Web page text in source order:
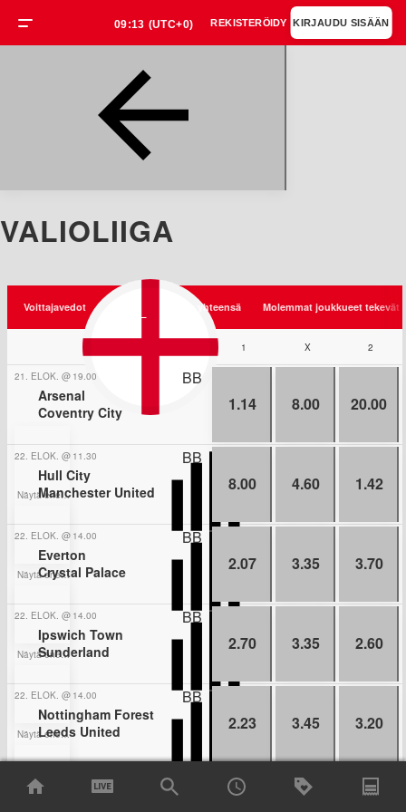
VALIOLIIGA
Voittajavedot Maaleja yhteensä Molemmat joukkueet tekevät
Jalkapallo Englanti
1 X 2
21. ELOK. @ 19.00 BB
Arsenal
Coventry City
Näytä enemmän kohteita
1.14 8.00 20.00
22. ELOK. @ 11.30 BB
Hull City
Manchester United
Näytä enemmän kohteita
8.00 4.60 1.42
22. ELOK. @ 14.00 BB
Everton
Crystal Palace
Näytä enemmän kohteita
2.07 3.35 3.70
22. ELOK. @ 14.00 BB
Ipswich Town
Sunderland
Näytä enemmän kohteita
2.70 3.35 2.60
22. ELOK. @ 14.00 BB
Nottingham Forest
Leeds United
2.23 3.45 3.20
Brentford
2.50 3.50 2.70
09:13 (UTC+0) REKISTERÖIDY KIRJAUDU SISÄÄN